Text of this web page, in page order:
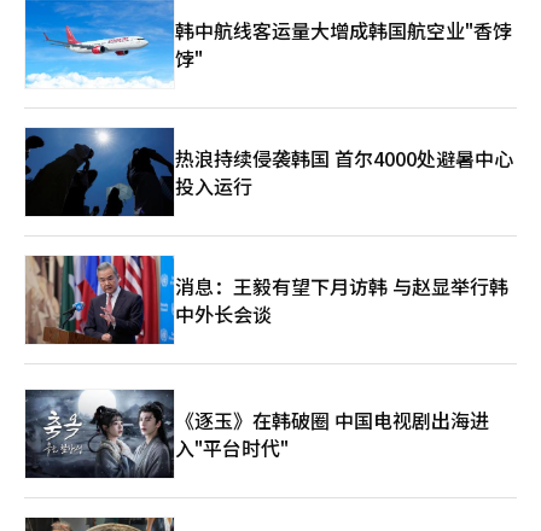
被接受。 因此，梅里茨在홈플러스的复苏可能性不确定的情况下，
担心背信争议和股东反对的可能性。尤其是如果追加贷款导致不良
贷款，可能会引发管理层责任问题，因此要求MBK伙伴提供连带担
保等安全措施。 作为替代方案，홈플러스提出对信托房地产的次级
收益权质权设定，但梅里茨未接受，谈判未见进展。※ 本报道经
人工智能（AI）系统翻译与编辑。
韩中航线客运量大增成韩国航空业"香饽
饽"
热浪持续侵袭韩国 首尔4000处避暑中心
投入运行
消息：王毅有望下月访韩 与赵显举行韩
中外长会谈
《逐玉》在韩破圈 中国电视剧出海进
入"平台时代"